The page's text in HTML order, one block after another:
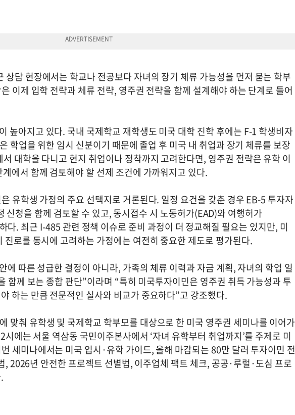
상담 현장에서는 학교나 전공보다 자녀의 장기 체류 가능성을 먼저 묻는 학부
이제 입학 전략과 체류 전략, 영주권 전략을 함께 설계해야 하는 단계로 들어
높아지고 있다. 국내 국제학교 재학생도 미국 대학 진학 후에는 F-1 학생비자
학업을 위한 임시 신분이기 때문에 졸업 후 미국 내 취업과 장기 체류를 보장
대학을 다니고 현지 취업이나 정착까지 고려한다면, 영주권 전략은 유학 이
에서 함께 검토해야 할 선제 조건에 가까워지고 있다.
유학생 가정의 주요 선택지로 거론된다. 일정 요건을 갖춘 경우 EB-5 투자자
신청을 함께 검토할 수 있고, 동시접수 시 노동허가(EAD)와 여행허가
. 최근 I-485 관련 정책 이슈로 준비 과정이 더 정교해질 필요는 있지만, 미
진로를 동시에 고려하는 가정에는 여전히 중요한 제도로 평가된다.
에 따른 성급한 결정이 아니라, 가족의 체류 이력과 자금 계획, 자녀의 학업 일
함께 보는 종합 판단”이라며 “특히 미국투자이민은 영주권 취득 가능성과 투
하는 만큼 전문적인 실사와 비교가 중요하다”고 강조했다.
맞춰 유학생 및 국제학교 학부모를 대상으로 한 미국 영주권 세미나를 이어가
에는 서울 역삼동 국민이주본사에서 ‘자녀 유학부터 취업까지’를 주제로 미
세미나에서는 미국 입시·유학 가이드, 올해 마감되는 80만 달러 투자이민 전
, 2026년 안전한 프로젝트 선별법, 이주업체 팩트 체크, 공공·루럴·도심 프로